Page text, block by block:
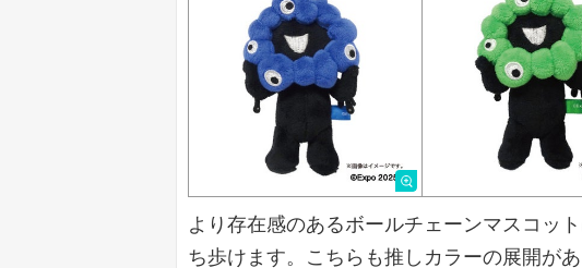
より存在感のあるボールチェーンマスコッ
ち歩けます。こちらも推しカラーの展開が